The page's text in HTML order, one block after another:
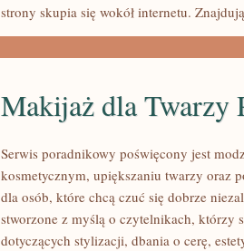
strony skupia się wokół internetu.
Makijaż dla Twarzy
Serwis poradnikowy poświęcony jest
kosmetycznym, upiększaniu twarzy oraz
dla osób, które chcą czuć się dobrze
stworzone z myślą o czytelnikach, którzy
dotyczących stylizacji, dbania o cerę,